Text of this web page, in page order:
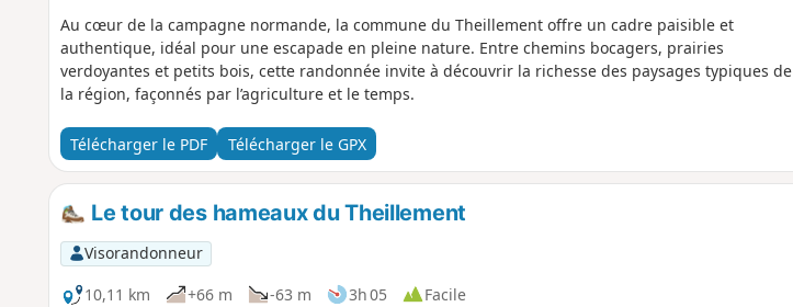
Au cœur de la campagne normande, la commune du Theillement offre un cadre paisible et
authentique, idéal pour une escapade en pleine nature. Entre chemins bocagers, prairies
verdoyantes et petits bois, cette randonnée invite à découvrir la richesse des paysages typiques de
la région, façonnés par l’agriculture et le temps.
Télécharger le PDF Télécharger le GPX
Le tour des hameaux du Theillement
Visorandonneur
10,11 km
+66 m -63 m 3h 05 Facile